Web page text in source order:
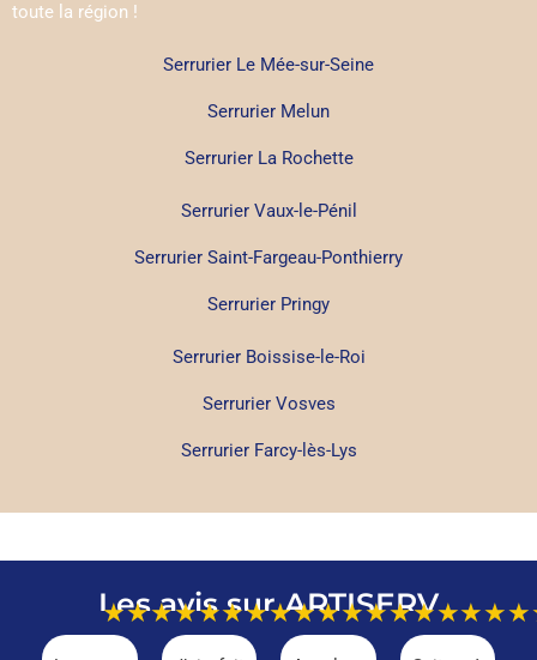
toute la région !
Serrurier Le Mée-sur-Seine
Serrurier Melun
Serrurier La Rochette
Serrurier Vaux-le-Pénil
Serrurier Saint-Fargeau-Ponthierry
Serrurier Pringy
Serrurier Boissise-le-Roi
Serrurier Vosves
Serrurier Farcy-lès-Lys
Les avis sur ARTISERV
★★★★★★★★★★★★★★★